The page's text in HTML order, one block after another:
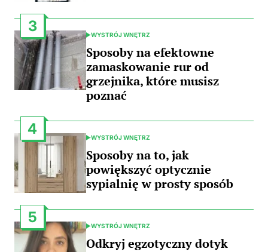
3
POSTED
IN
WYSTRÓJ WNĘTRZ
Sposoby na efektowne
zamaskowanie rur od
grzejnika, które musisz
poznać
4
POSTED
IN
WYSTRÓJ WNĘTRZ
Sposoby na to, jak
powiększyć optycznie
sypialnię w prosty sposób
5
POSTED
IN
WYSTRÓJ WNĘTRZ
Odkryj egzotyczny dotyk